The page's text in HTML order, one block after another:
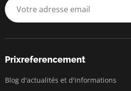
Prixreferencement
Blog d'actualités et d'informations